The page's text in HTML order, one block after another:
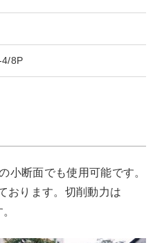
8P
小断面でも使用可能です。
おります。切削動力は